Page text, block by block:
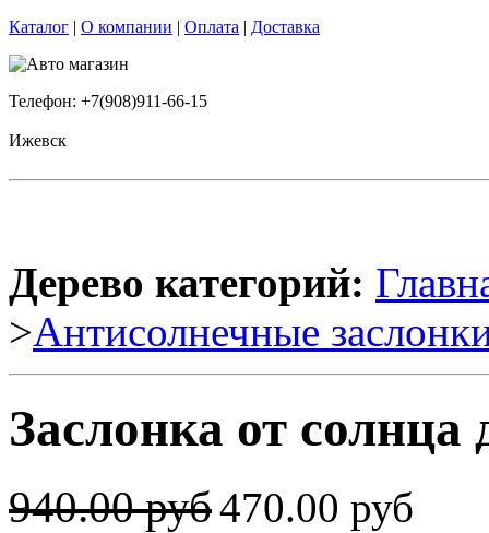
Каталог | О компании | Оплата | Доставка
Телефон: +7(908)911-66-15
Ижевск
Дерево категорий:
>Антисолнечные
Заслонка от солнца
940.00 руб470.00 руб